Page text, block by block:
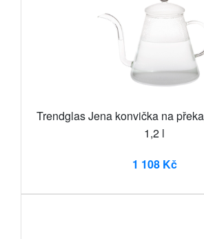
Trendglas Jena konvička na
1,2 l
1 108 Kč